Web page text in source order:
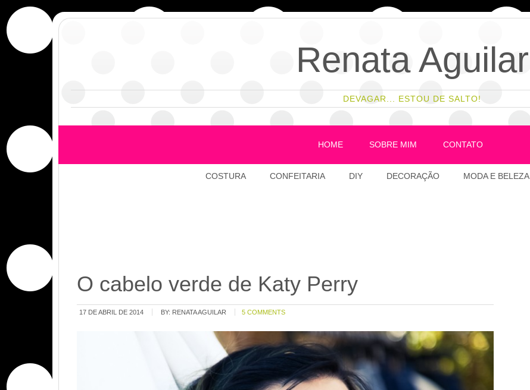
Renata Aguilar
DEVAGAR... ESTOU DE SALTO!
HOME SOBRE MIM CONTATO
COSTURA CONFEITARIA DIY DECORAÇÃO MODA E BELEZA
O cabelo verde de Katy Perry
17 DE ABRIL DE 2014 BY: RENATA AGUILAR 5 COMMENTS